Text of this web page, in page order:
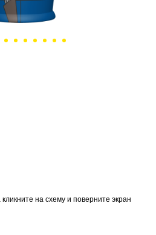
на схему и поверните экран